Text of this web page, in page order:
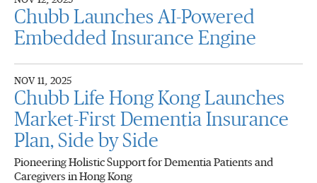
Chubb Launches AI-Powered
Embedded Insurance Engine
NOV 11, 2025
Chubb Life Hong Kong Launches
Market-First Dementia Insurance
Plan, Side by Side
Pioneering Holistic Support for Dementia Patients and
Caregivers in Hong Kong